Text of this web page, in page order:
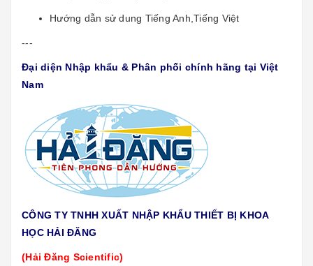
Hướng dẫn sử dung Tiếng Anh,Tiếng Việt
---
Đại diện Nhập khẩu & Phân phối chính hãng tại Việt
Nam
CÔNG TY TNHH XUẤT NHẬP KHẨU THIẾT BỊ KHOA
HỌC HẢI ĐĂNG
(Hải Đăng Scientific)